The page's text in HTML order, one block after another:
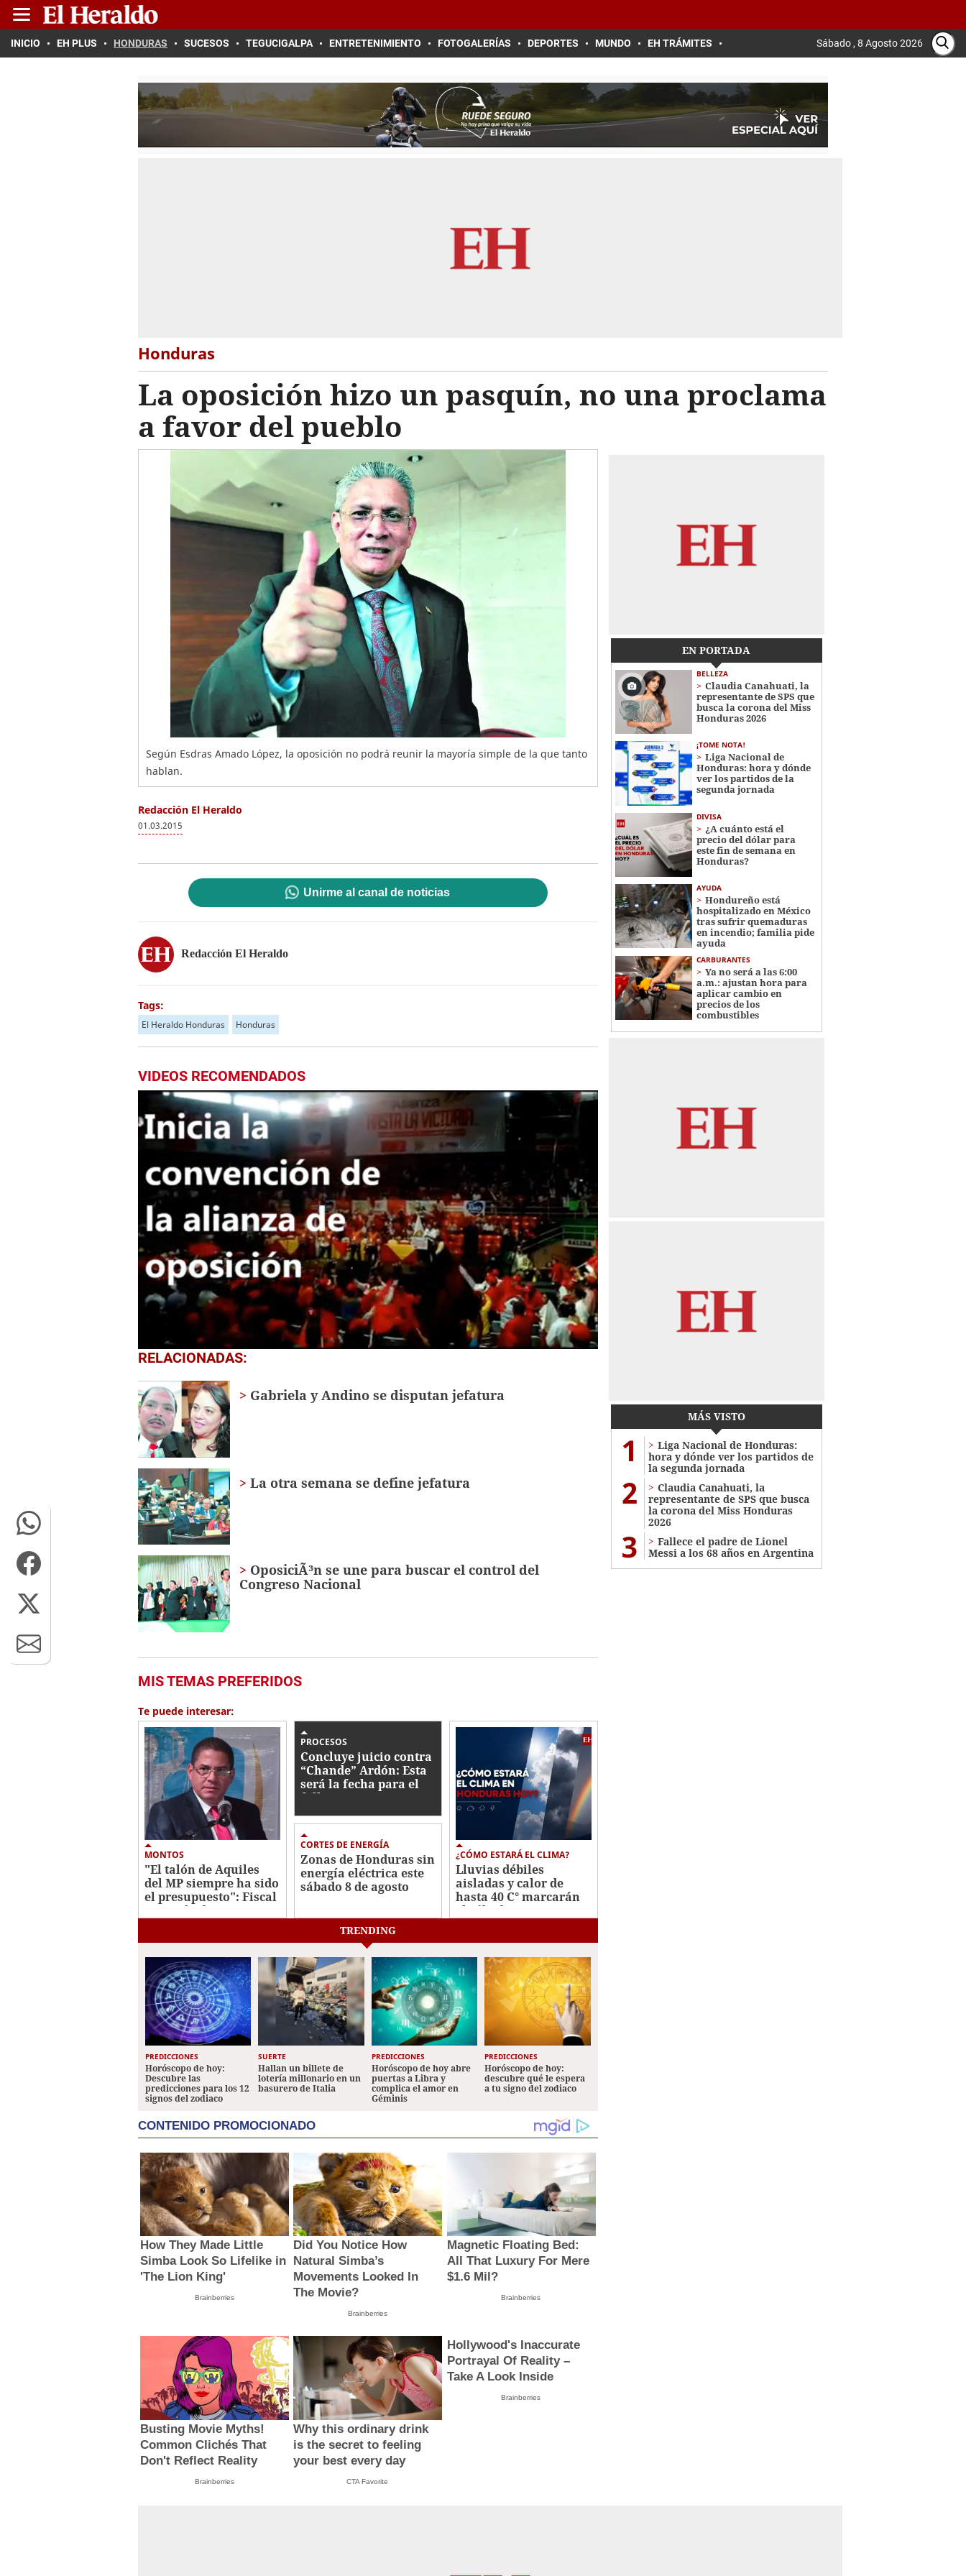
INICIO EH PLUS HONDURAS SUCESOS TEGUCIGALPA ENTRETENIMIENTO FOTOGALERÍAS DEPORTES MUNDO EH TRÁMITES Sábado , 8 Agosto 2026
Honduras
La oposición hizo un pasquín, no una proclama
a favor del pueblo
Según Esdras Amado López, la oposición no podrá reunir la mayoría simple de la que tanto
hablan.
Redacción El Heraldo
01.03.2015
Unirme al canal de noticias
Redacción El Heraldo
Tags:
El Heraldo Honduras Honduras
VIDEOS RECOMENDADOS
0
seconds
35
seconds Volume
0%
RELACIONADAS:
Gabriela y Andino se disputan jefatura
La otra semana se define jefatura
OposiciÃ³n se une para buscar el control del
Congreso Nacional
MIS TEMAS PREFERIDOS
Te puede interesar:
MONTOS
"El talón de Aquiles
del MP siempre ha sido
el presupuesto": Fiscal
general adjunto
PROCESOS
Concluye juicio contra
“Chande” Ardón: Esta
será la fecha para el
fallo
CORTES DE ENERGÍA
Zonas de Honduras sin
energía eléctrica este
sábado 8 de agosto
¿CÓMO ESTARÁ EL CLIMA?
Lluvias débiles
aisladas y calor de
hasta 40 C° marcarán
el sábado
EN PORTADA
BELLEZA
Claudia Canahuati, la
representante de SPS que
busca la corona del Miss
Honduras 2026
¡TOME NOTA!
Liga Nacional de
Honduras: hora y dónde
ver los partidos de la
segunda jornada
DIVISA
¿A cuánto está el
precio del dólar para
este fin de semana en
Honduras?
AYUDA
Hondureño está
hospitalizado en México
tras sufrir quemaduras
en incendio; familia pide
ayuda
CARBURANTES
Ya no será a las 6:00
a.m.: ajustan hora para
aplicar cambio en
precios de los
combustibles
MÁS VISTO
1
Liga Nacional de Honduras:
hora y dónde ver los partidos de
la segunda jornada
2
Claudia Canahuati, la
representante de SPS que busca
la corona del Miss Honduras
2026
3
Fallece el padre de Lionel
Messi a los 68 años en Argentina
TRENDING
PREDICCIONES
Horóscopo de hoy:
Descubre las
predicciones para los 12
signos del zodiaco
SUERTE
Hallan un billete de
lotería millonario en un
basurero de Italia
PREDICCIONES
Horóscopo de hoy abre
puertas a Libra y
complica el amor en
Géminis
PREDICCIONES
Horóscopo de hoy:
descubre qué le espera
a tu signo del zodiaco
CONTENIDO PROMOCIONADO
How They Made Little
Simba Look So Lifelike in
'The Lion King'
Brainberries
Did You Notice How
Natural Simba’s
Movements Looked In
The Movie?
Brainberries
Magnetic Floating Bed:
All That Luxury For Mere
$1.6 Mil?
Brainberries
Busting Movie Myths!
Common Clichés That
Don't Reflect Reality
Brainberries
Why this ordinary drink
is the secret to feeling
your best every day
CTA Favorite
Hollywood's Inaccurate
Portrayal Of Reality –
Take A Look Inside
Brainberries